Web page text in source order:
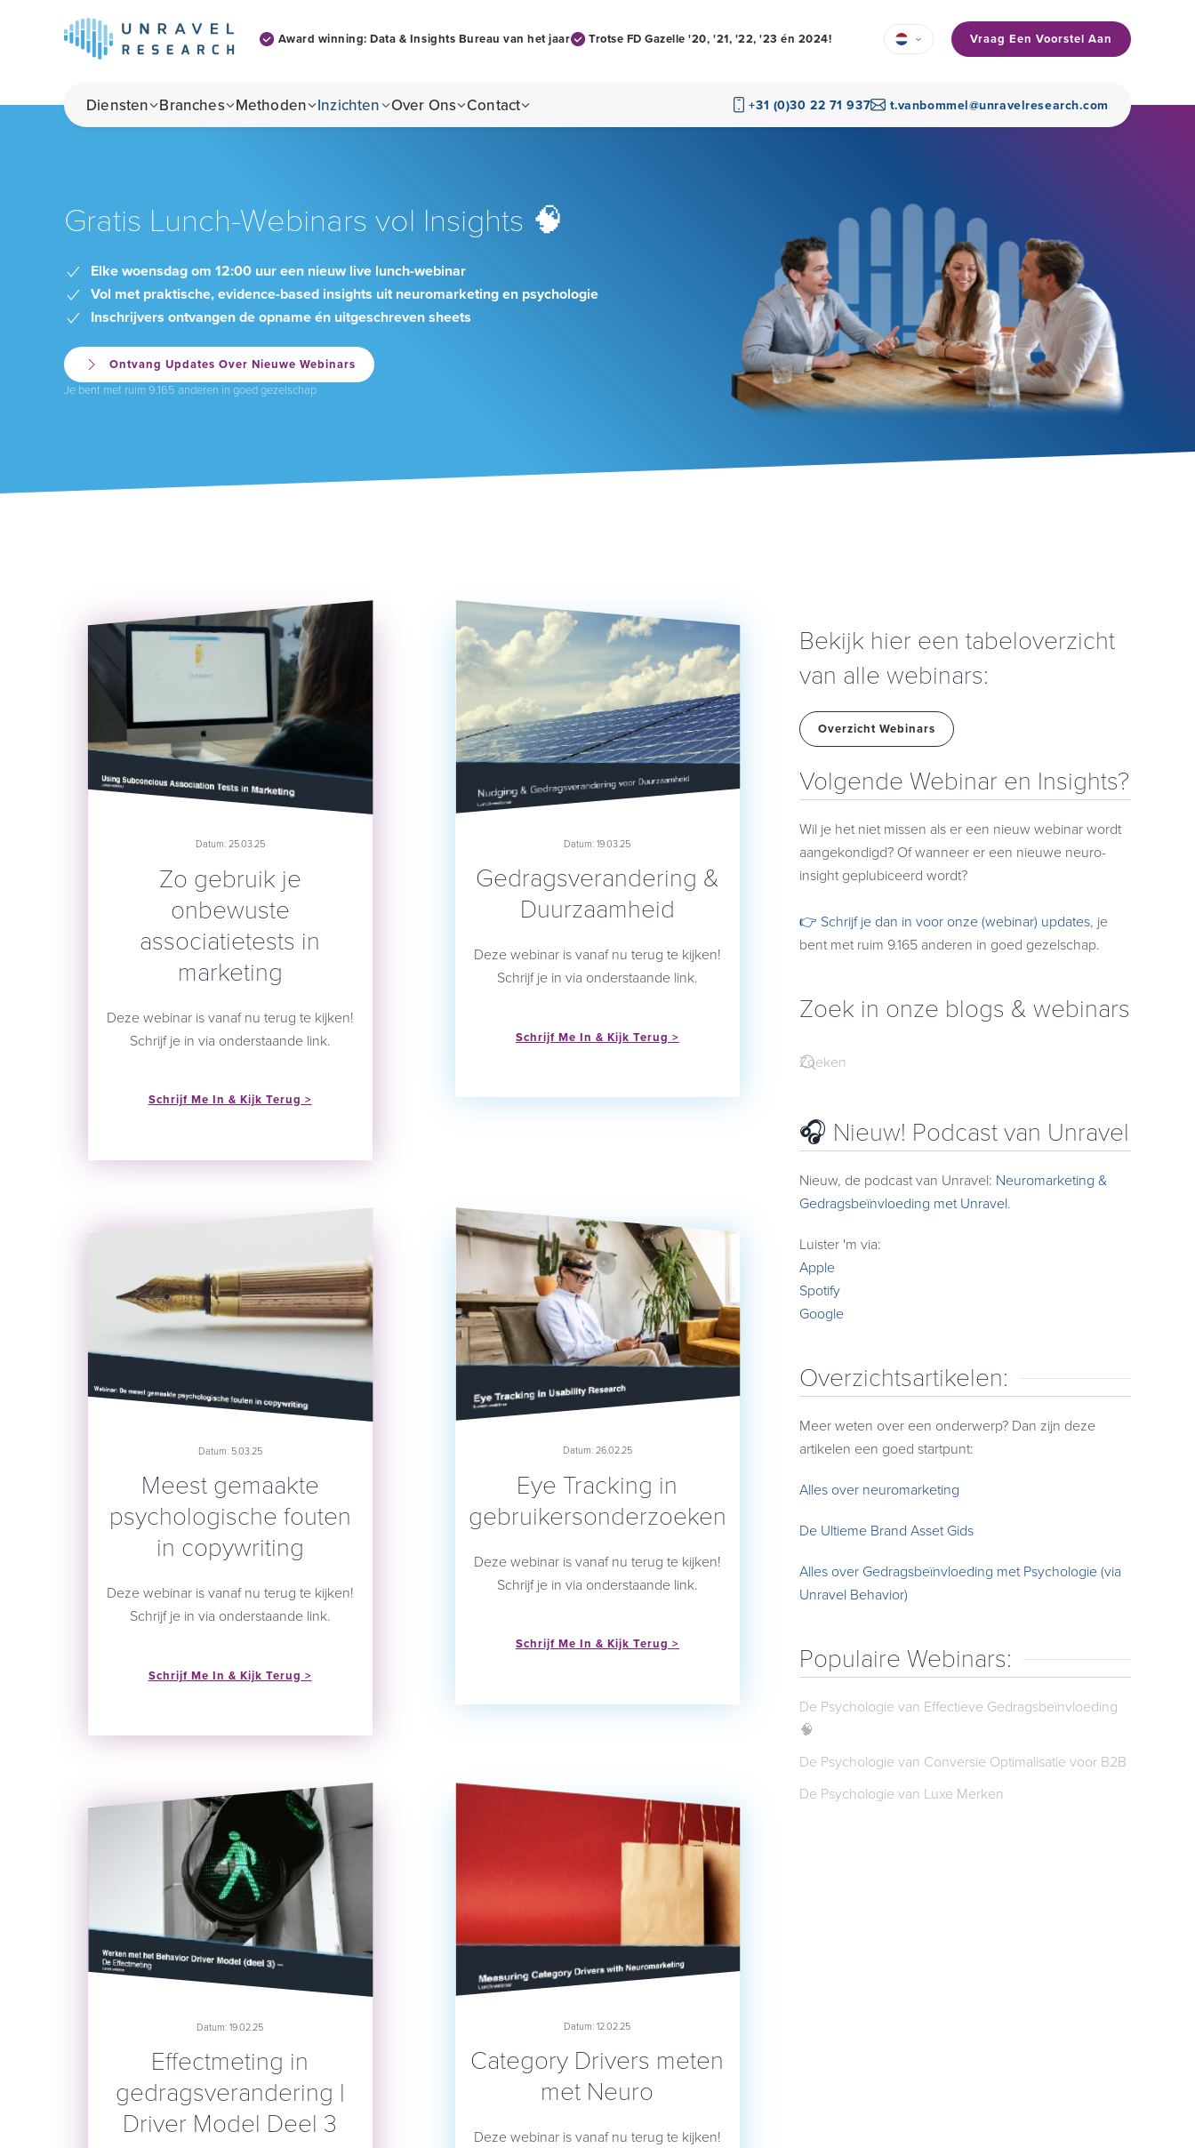
Skip to main content Award winning: Data & Insights Bureau van het jaar Trotse FD Gazelle '20, '21, '22, '23 én 2024! Vraag Een Voorstel Aan
Diensten Branches Methoden Inzichten Over Ons Contact +31 (0)30 22 71 937 t.vanbommel@unravelresearch.com
Gratis Lunch-Webinars vol Insights 🧠
Elke woensdag om 12:00 uur een nieuw live lunch-webinar
Vol met praktische, evidence-based insights uit neuromarketing en psychologie
Inschrijvers ontvangen de opname én uitgeschreven sheets
Ontvang Updates Over Nieuwe Webinars
Je bent met ruim 9.165 anderen in goed gezelschap
Datum: 25.03.25
Zo gebruik je
onbewuste
associatietests in
marketing
Deze webinar is vanaf nu terug te kijken!
Schrijf je in via onderstaande link.
Schrijf Me In & Kijk Terug
Datum: 19.03.25
Gedragsverandering &
Duurzaamheid
Deze webinar is vanaf nu terug te kijken!
Schrijf je in via onderstaande link.
Schrijf Me In & Kijk Terug
Datum: 5.03.25
Meest gemaakte
psychologische fouten
in copywriting
Deze webinar is vanaf nu terug te kijken!
Schrijf je in via onderstaande link.
Schrijf Me In & Kijk Terug
Datum: 26.02.25
Eye Tracking in
gebruikersonderzoeken
Deze webinar is vanaf nu terug te kijken!
Schrijf je in via onderstaande link.
Schrijf Me In & Kijk Terug
Datum: 19.02.25
Effectmeting in
gedragsverandering |
Driver Model Deel 3
Datum: 12.02.25
Category Drivers meten
met Neuro
Deze webinar is vanaf nu terug te kijken!
Bekijk hier een tabeloverzicht
van alle webinars:
Overzicht Webinars
Volgende Webinar en Insights?
Wil je het niet missen als er een nieuw webinar wordt
aangekondigd? Of wanneer er een nieuwe neuro-
insight geplubiceerd wordt?
👉 Schrijf je dan in voor onze (webinar) updates, je
bent met ruim 9.165 anderen in goed gezelschap.
Zoek in onze blogs & webinars
🎧 Nieuw! Podcast van Unravel
Nieuw, de podcast van Unravel: Neuromarketing &
Gedragsbeïnvloeding met Unravel.
Luister 'm via:
Apple
Spotify
Google
Overzichtsartikelen:
Meer weten over een onderwerp? Dan zijn deze
artikelen een goed startpunt:
Alles over neuromarketing
De Ultieme Brand Asset Gids
Alles over Gedragsbeïnvloeding met Psychologie (via
Unravel Behavior)
Populaire Webinars:
De Psychologie van Effectieve Gedragsbeïnvloeding
🧠
De Psychologie van Conversie Optimalisatie voor B2B
De Psychologie van Luxe Merken